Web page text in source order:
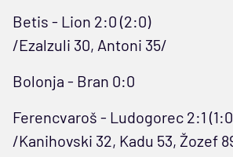
Betis - Lion 2:0 (2:0)
/Ezalzuli 30, Antoni 35/
Bolonja - Bran 0:0
Ferencvaroš - Ludogorec 2:1
/Kanihovski 32, Kadu 53, Žozef